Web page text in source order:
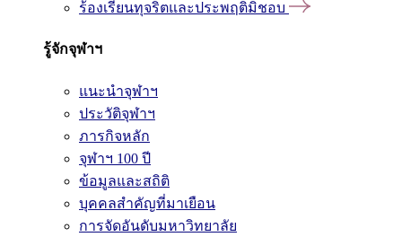
ร้องเรียนทุจริตและประพฤติมิชอบ
รู้จักจุฬาฯ
แนะนำจุฬาฯ
ประวัติจุฬาฯ
ภารกิจหลัก
จุฬาฯ 100 ปี
ข้อมูลและสถิติ
บุคคลสำคัญที่มาเยือน
การจัดอันดับมหาวิทยาลัย